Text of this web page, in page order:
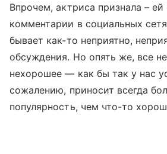
Впрочем, актриса признала – ей
комментарии в социальных
бывает как-то неприятно,
обсуждения. Но опять же, все
нехорошее — как бы так у нас
сожалению, приносит всегда
популярность, чем что-то